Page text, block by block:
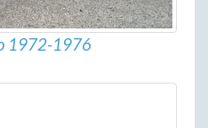
1972-1976